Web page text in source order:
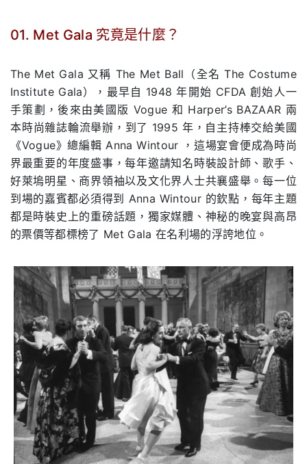
01. Met Gala 究竟是什麼？
The Met Gala 又稱 The Met Ball（全名 The Costume
Institute Gala），最早自 1948 年開始 CFDA 創始人一
手策劃，後來由美國版 Vogue 和 Harper’s BAZAAR 兩
本時尚雜誌輪流舉辦，到了 1995 年，自主持棒交給美國
《Vogue》總編輯 Anna Wintour ，這場宴會便成為時尚
界最重要的年度盛事，每年邀請知名時裝設計師、歌手、
好萊塢明星、商界領袖以及文化界人士共襄盛舉。每一位
到場的嘉賓都必須得到 Anna Wintour 的欽點，每年主題
都是時裝史上的重磅話題，獨家媒體、神秘的晚宴與高昂
的票價等都標榜了 Met Gala 在名利場的浮誇地位。